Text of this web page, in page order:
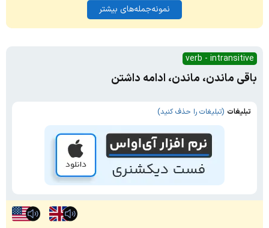
نمونه‌جمله‌های بیشتر
verb - intransitive
باقی ماندن، ماندن، ادامه داشتن
تبلیغات (تبلیغات را حذف کنید)